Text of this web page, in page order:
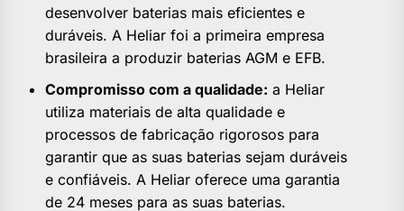
desenvolver baterias mais eficientes e
duráveis. A Heliar foi a primeira empresa
brasileira a produzir baterias AGM e EFB.
Compromisso com a qualidade: a Heliar
utiliza materiais de alta qualidade e
processos de fabricação rigorosos para
garantir que as suas baterias sejam duráveis
e confiáveis. A Heliar oferece uma garantia
de 24 meses para as suas baterias.